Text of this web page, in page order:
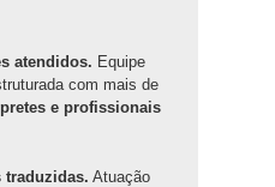
atendidos. Equipe
com mais de
e profissionais
traduzidas. Atuação